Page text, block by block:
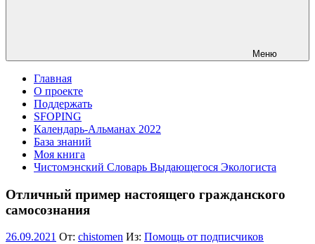
Меню
Главная
О проекте
Поддержать
SFOPING
Календарь-Альманах 2022
База знаний
Моя книга
Чистомэнский Словарь Выдающегося Экологиста
Отличный пример настоящего гражданского
самосознания
26.09.2021 От: chistomen Из: Помощь от подписчиков